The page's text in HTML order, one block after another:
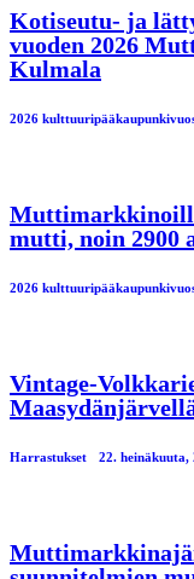
Kotiseutu- ja
vuoden 2026
Kulmala
2026
mutti, noin 2900
2026
Vintage-
Harrastukset 22. heinäkuuta,